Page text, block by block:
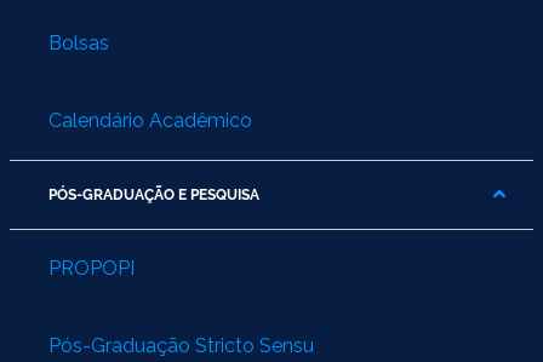
Bolsas
Calendário Acadêmico
PÓS-GRADUAÇÃO E PESQUISA
PROPOPI
Pós-Graduação Stricto Sensu